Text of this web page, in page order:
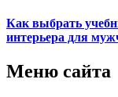
Как выбрать
интерьера для
Меню сайта